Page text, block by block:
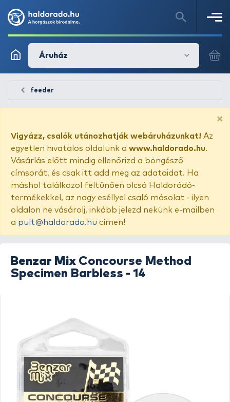
Áruház
feeder
×
Vigyázz, csalók utánozhatják webáruházunkat! Az
egyetlen hivatalos oldalunk a www.haldorado.hu.
Vásárlás előtt mindig ellenőrizd a böngésző
címsorát, és csak itt add meg az adataidat. Ha
máshol találkozol feltűnően olcsó Haldorádó-
termékekkel, az nagy eséllyel csaló másolat - ilyen
oldalon ne vásárolj, inkább jelezd nekünk e-mailben
a pult@haldorado.hu címen!
Benzar Mix Concourse Method
Specimen Barbless - 14